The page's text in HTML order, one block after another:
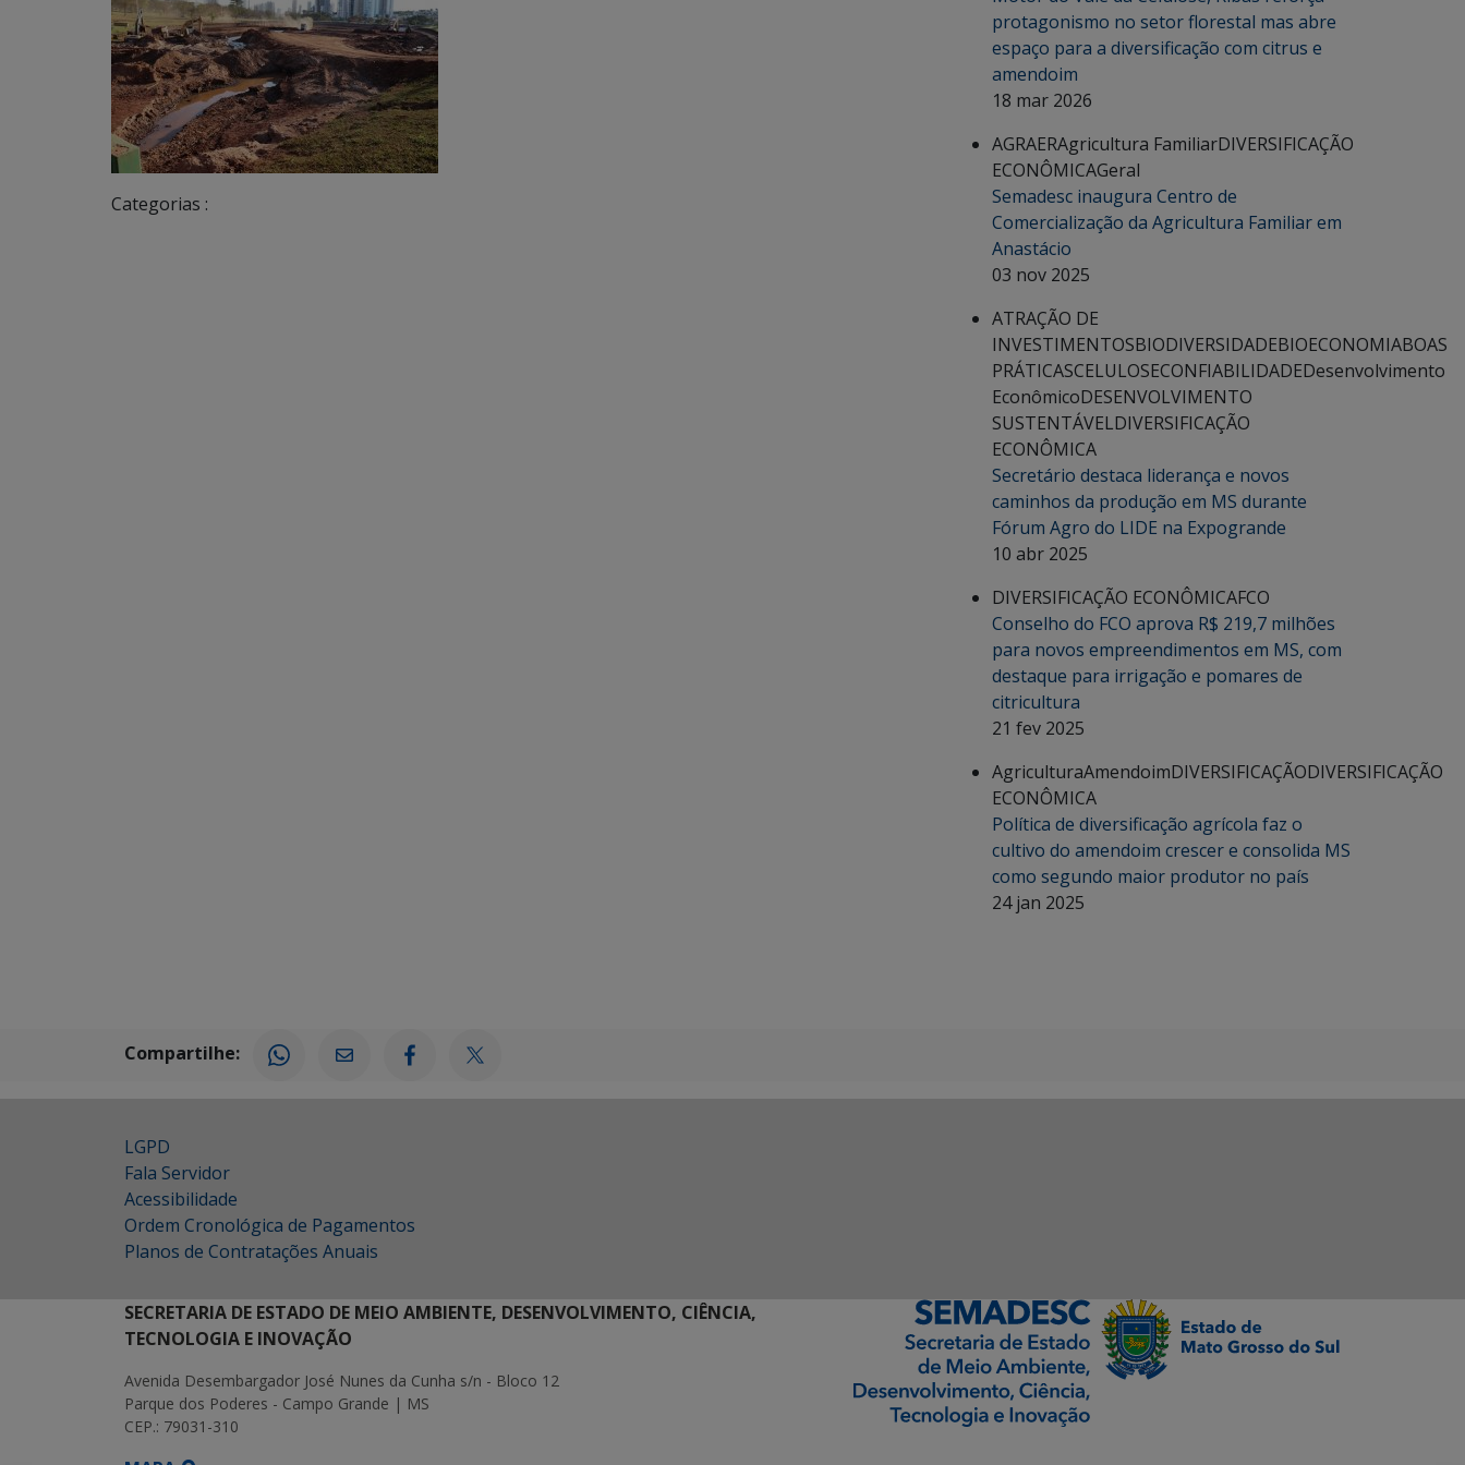
Categorias :
protagonismo no setor florestal mas abre
espaço para a diversificação com citrus e
amendoim
18 mar 2026
AGRAERAgricultura FamiliarDIVERSIFICAÇÃO
ECONÔMICAGeral
Semadesc inaugura Centro de
Comercialização da Agricultura Familiar em
Anastácio
03 nov 2025
ATRAÇÃO DE
INVESTIMENTOSBIODIVERSIDADEBIOECONOMIABOAS
PRÁTICASCELULOSECONFIABILIDADEDesenvolvimento
EconômicoDESENVOLVIMENTO
SUSTENTÁVELDIVERSIFICAÇÃO
ECONÔMICA
Secretário destaca liderança e novos
caminhos da produção em MS durante
Fórum Agro do LIDE na Expogrande
10 abr 2025
DIVERSIFICAÇÃO ECONÔMICAFCO
Conselho do FCO aprova R$ 219,7 milhões
para novos empreendimentos em MS, com
destaque para irrigação e pomares de
citricultura
21 fev 2025
AgriculturaAmendoimDIVERSIFICAÇÃODIVERSIFICAÇÃO
ECONÔMICA
Política de diversificação agrícola faz o
cultivo do amendoim crescer e consolida MS
como segundo maior produtor no país
24 jan 2025
Compartilhe:
LGPD
Fala Servidor
Acessibilidade
Ordem Cronológica de Pagamentos
Planos de Contratações Anuais
SECRETARIA DE ESTADO DE MEIO AMBIENTE, DESENVOLVIMENTO, CIÊNCIA,
TECNOLOGIA E INOVAÇÃO
Avenida Desembargador José Nunes da Cunha s/n - Bloco 12
Parque dos Poderes - Campo Grande | MS
CEP.: 79031-310